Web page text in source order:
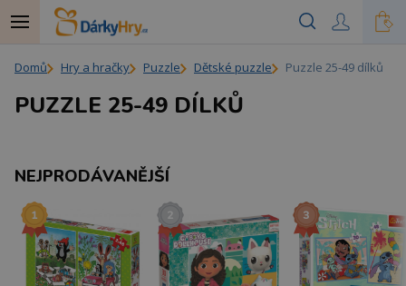
Domů Hry a hračky Puzzle Dětské puzzle Puzzle 25-49 dílků
PUZZLE 25-49 DÍLKŮ
NEJPRODÁVANĚJŠÍ